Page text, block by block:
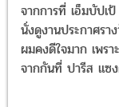
จากการที่ เอ็มบัปเ
นั่งดูงานประกาศรา
ผมคงดีใจมาก เพร
จากกันที่ ปารีส แซ